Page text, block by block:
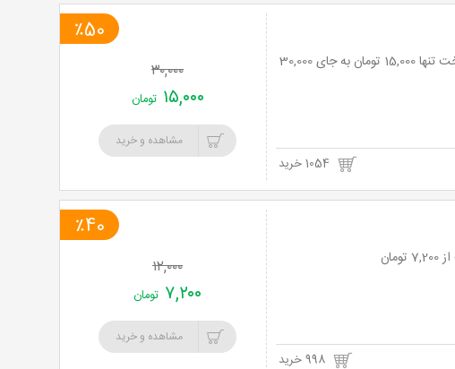
کافه سنتی دنج با سرویس سفره خانه ای عربی دو نفره با 50% تخفیف و پرداخت تنها 15,000 تومان به جای 30,000
٪50
۳۰,۰۰۰
۱۵,۰۰۰ تومان
مشاهده و خرید
998 خرید
٪40
۱۲,۰۰۰
۷,۲۰۰ تومان
مشاهده و خرید